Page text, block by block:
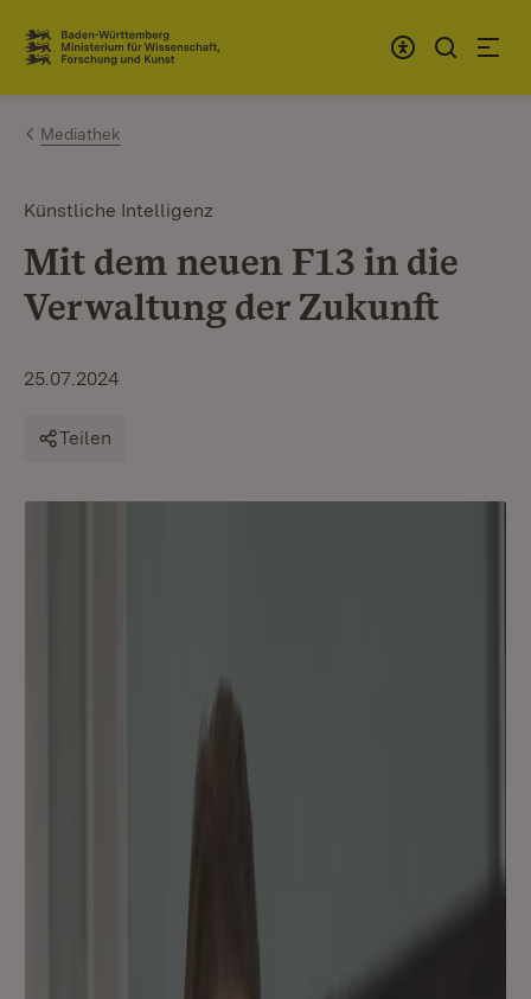
Zum Inhalt springen
Link zur Startseite
Mediathek
Künstliche Intelligenz
Mit dem neuen F13 in die
Verwaltung der Zukunft
25.07.2024
Teilen